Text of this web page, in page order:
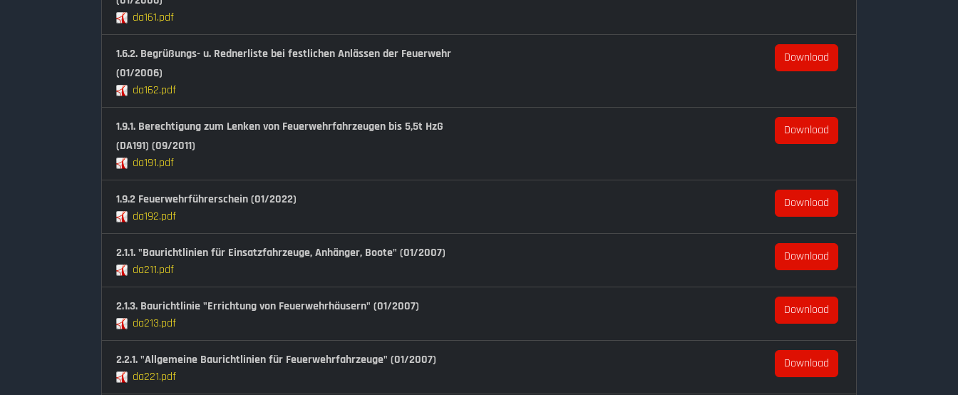
da161.pdf
1.6.2. Begrüßungs- u. Rednerliste bei festlichen Anlässen der Feuerwehr
(01/2006)
da162.pdf
Download
1.9.1. Berechtigung zum Lenken von Feuerwehrfahrzeugen bis 5,5t HzG
(DA191) (09/2011)
da191.pdf
Download
1.9.2 Feuerwehrführerschein (01/2022)
da192.pdf
Download
2.1.1. "Baurichtlinien für Einsatzfahrzeuge, Anhänger, Boote" (01/2007)
da211.pdf
Download
2.1.3. Baurichtlinie "Errichtung von Feuerwehrhäusern" (01/2007)
da213.pdf
Download
2.2.1. "Allgemeine Baurichtlinien für Feuerwehrfahrzeuge" (01/2007)
da221.pdf
Download